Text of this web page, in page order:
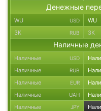
Денежные
WU USD WU
ЗК RUB ЗК
Наличные
Наличные USD
Наличные RUB
Наличные EUR
Наличные UAH
Наличные JPY